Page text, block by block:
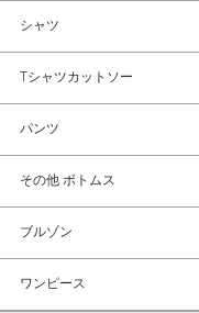
シャツ
Tシャツカットソー
パンツ
その他 ボトムス
ブルゾン
ワンピース